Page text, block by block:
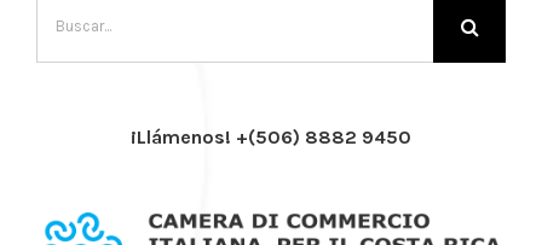
¡Llámenos! +(506) 8882 9450